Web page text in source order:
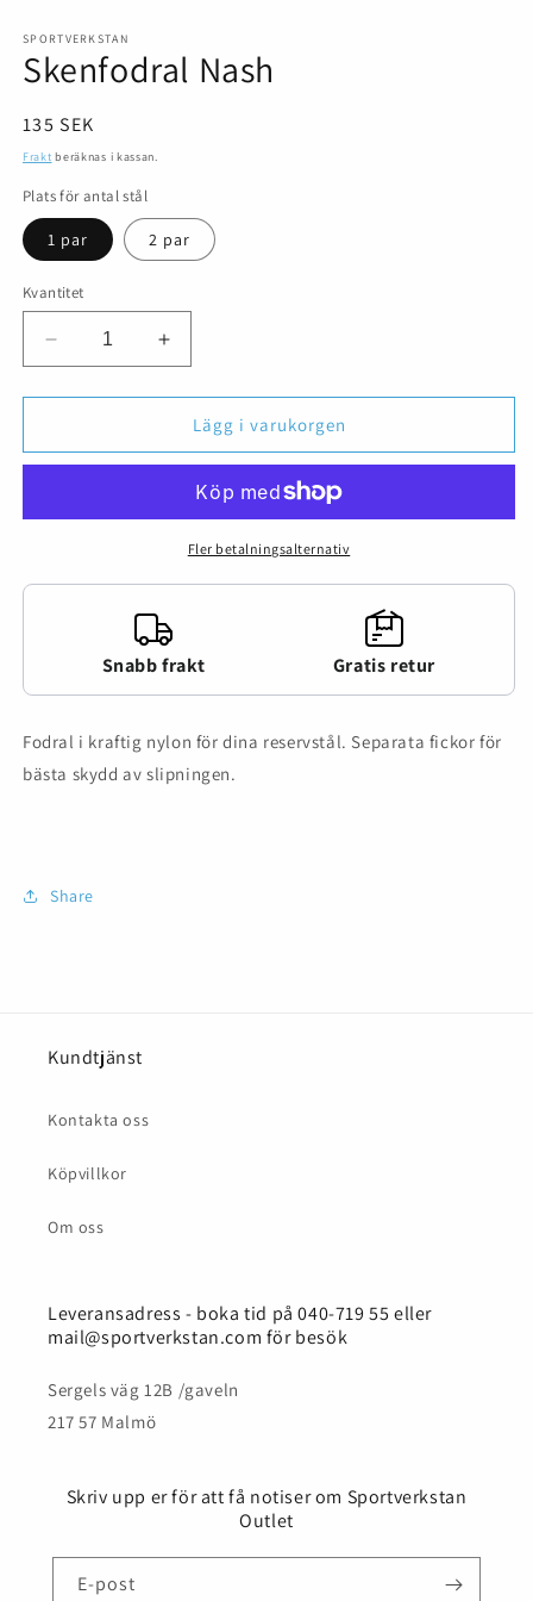
SPORTVERKSTAN
Skenfodral Nash
Ordinarie
pris
135 SEK
Frakt beräknas i kassan.
Plats för antal stål
1 par 2 par
Kvantitet
Minska
kvantitet
för
Nash
Öka
kvantitet
för
Skenfodral
Nash
Lägg i varukorgen
Fler betalningsalternativ
Snabb frakt Gratis retur
Fodral i kraftig nylon för dina reservstål. Separata fickor för
bästa skydd av slipningen.
Share
Kundtjänst
Kontakta oss
Köpvillkor
Om oss
Leveransadress - boka tid på 040-719 55 eller
mail@sportverkstan.com för besök
Sergels väg 12B /gaveln
217 57 Malmö
Skriv upp er för att få notiser om Sportverkstan
Outlet
E-post